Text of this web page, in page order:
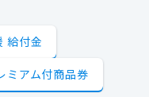
給付金
ミアム付商品券